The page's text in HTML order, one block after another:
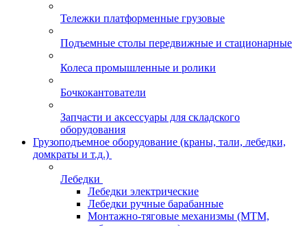
Тележки платформенные грузовые
Подъемные столы передвижные и стационарные
Колеса промышленные и ролики
Бочкокантователи
Запчасти и аксессуары для складского
оборудования
Грузоподъемное оборудование (краны, тали, лебедки,
домкраты и т.д.)
Лебедки
Лебедки электрические
Лебедки ручные барабанные
Монтажно-тяговые механизмы (МТМ,